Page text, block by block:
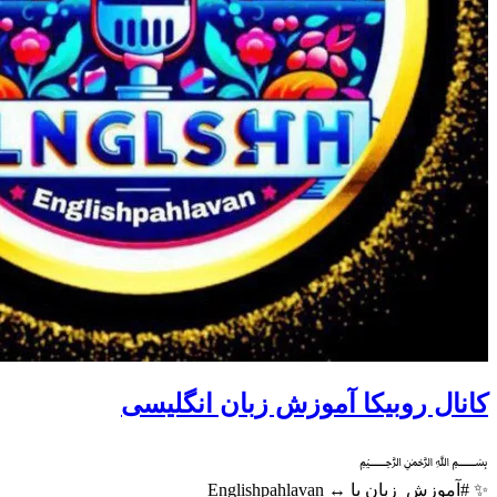
کانال روبیکا آموزش زبان انگلیسی
﷽
‌✨ #آموزش_زبان با ↔️ Englishpahlavan